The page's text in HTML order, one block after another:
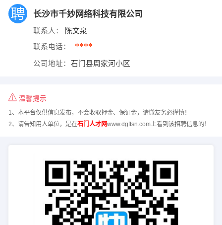
长沙市千妙网络科技有限公司
联系人： 陈文泉
联系电话： ****
公司地址： 石门县周家河小区
温馨提示
1、本平台仅供信息发布，不会收取押金、保证金，请微友务必谨慎！
2、请告知用人单位，是在石门人才网www.dgftsn.com上看到该招聘信息的！